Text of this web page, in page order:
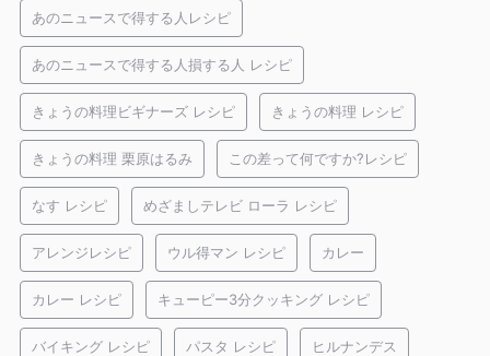
あのニュースで得する人レシピ
あのニュースで得する人損する人 レシピ
きょうの料理ビギナーズ レシピ きょうの料理 レシピ
きょうの料理 栗原はるみ この差って何ですか?レシピ
なす レシピ めざましテレビ ローラ レシピ
アレンジレシピ ウル得マン レシピ カレー
カレー レシピ キューピー3分クッキング レシピ
バイキング レシピ パスタ レシピ ヒルナンデス